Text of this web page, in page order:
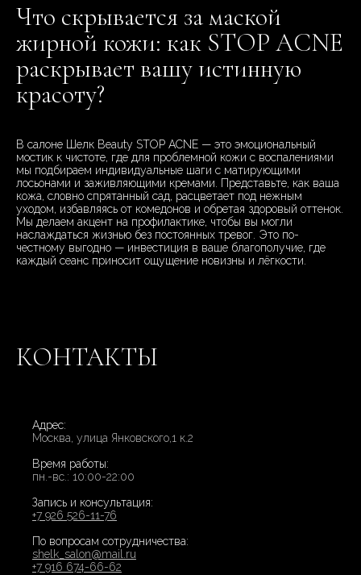
Что скрывается за маской
жирной кожи: как STOP ACNE
раскрывает вашу истинную
красоту?
В салоне Шелк Beauty STOP ACNE — это эмоциональный
мостик к чистоте, где для проблемной кожи с воспалениями
мы подбираем индивидуальные шаги с матирующими
лосьонами и заживляющими кремами. Представьте, как ваша
кожа, словно спрятанный сад, расцветает под нежным
уходом, избавляясь от комедонов и обретая здоровый оттенок.
Мы делаем акцент на профилактике, чтобы вы могли
наслаждаться жизнью без постоянных тревог. Это по-
честному выгодно — инвестиция в ваше благополучие, где
каждый сеанс приносит ощущение новизны и лёгкости.
КОНТАКТЫ
Адрес:
Москва, улица Янковского,1 к.2
Время работы:
пн.-вс.: 10:00-22:00
Запись и консультация:
+7 926 526-11-76
По вопросам сотрудничества:
shelk_salon@mail.ru
+7 916 674-66-62